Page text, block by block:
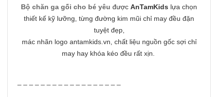
Bộ chăn ga gối cho bé yêu được AnTamKids lựa chọn
thiết kế kỹ lưỡng, từng đường kim mũi chỉ may đều đặn
tuyệt đẹp,
mác nhãn logo antamkids.vn, chất liệu nguồn gốc sợi chỉ
may hay khóa kéo đều rất xịn.